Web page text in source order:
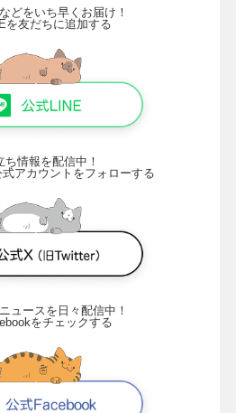
どをいち早くお届け！
を友だちに追加する
ち情報を配信中！
アカウントをフォローする
ュースを日々配信中！
をチェックする